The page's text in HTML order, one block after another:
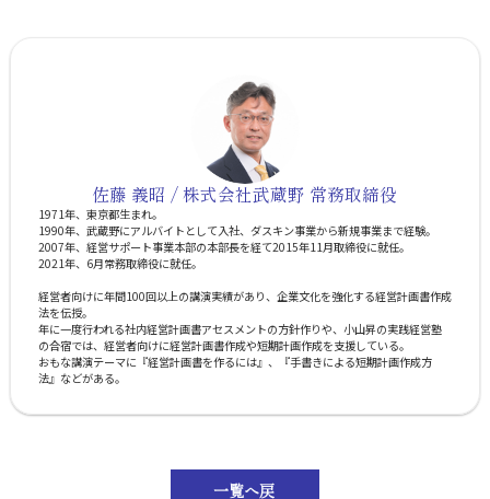
佐藤 義昭 / 株式会社武蔵野 常務取締役
1971年、東京都生まれ。
1990年、武蔵野にアルバイトとして入社、ダスキン事業から新規事業まで経験。
2007年、経営サポート事業本部の本部長を経て2015年11月取締役に就任。
2021年、6月常務取締役に就任。
経営者向けに年間100回以上の講演実績があり、企業文化を強化する経営計画書作成
法を伝授。
年に一度行われる社内経営計画書アセスメントの方針作りや、小山昇の実践経営塾
の合宿では、経営者向けに経営計画書作成や短期計画作成を支援している。
おもな講演テーマに『経営計画書を作るには』、『手書きによる短期計画作成方
法』などがある。
一覧へ戻